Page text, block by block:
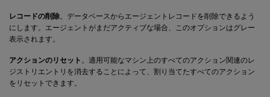
レコードの削除。データベースからエージェントレコードを削除できるよう
にします。エージェントがまだアクティブな場合、このオプションはグレー
表示されます。
アクションのリセット 。適用可能なマシン上のすべてのアクション関連のレ
ジストリエントリを消去することによって、割り当てたすべてのアクション
をリセットできます。